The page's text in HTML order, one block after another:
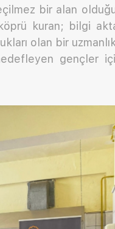
bir alan
kuran; bilgi
olan bir
gençler